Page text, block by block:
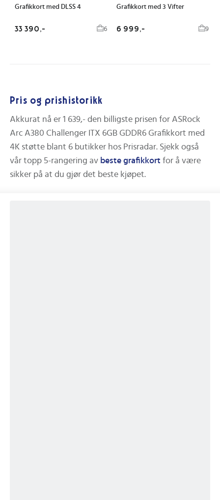
Grafikkort med DLSS 4
33 390,- 6
Grafikkort med 3 Vifter
6 999,- 9
Pris og prishistorikk
Akkurat nå er 1 639,- den billigste prisen for ASRock
Arc A380 Challenger ITX 6GB GDDR6 Grafikkort med
4K støtte blant 6 butikker hos Prisradar. Sjekk også
vår topp 5-rangering av beste grafikkort for å være
sikker på at du gjør det beste kjøpet.